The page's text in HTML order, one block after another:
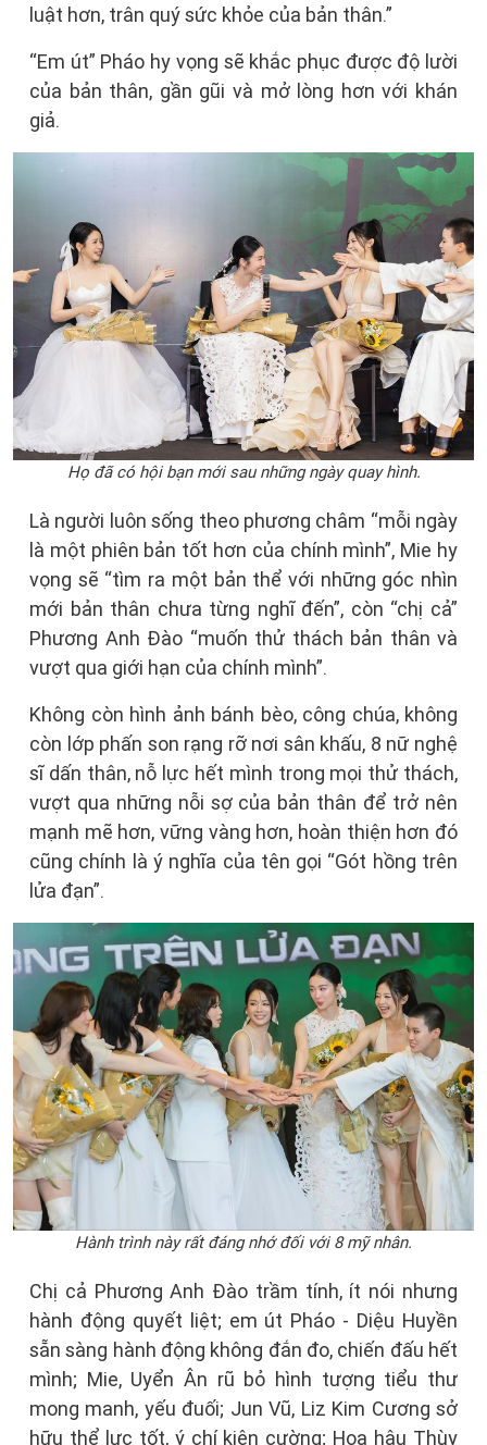
luật hơn, trân quý sức khỏe của bản thân.”
“Em út” Pháo hy vọng sẽ khắc phục được độ lười
của bản thân, gần gũi và mở lòng hơn với khán
giả.
Họ đã có hội bạn mới sau những ngày quay hình.
Là người luôn sống theo phương châm “mỗi ngày
là một phiên bản tốt hơn của chính mình”, Mie hy
vọng sẽ “tìm ra một bản thể với những góc nhìn
mới bản thân chưa từng nghĩ đến”, còn “chị cả”
Phương Anh Đào “muốn thử thách bản thân và
vượt qua giới hạn của chính mình”.
Không còn hình ảnh bánh bèo, công chúa, không
còn lớp phấn son rạng rỡ nơi sân khấu, 8 nữ nghệ
sĩ dấn thân, nỗ lực hết mình trong mọi thử thách,
vượt qua những nỗi sợ của bản thân để trở nên
mạnh mẽ hơn, vững vàng hơn, hoàn thiện hơn đó
cũng chính là ý nghĩa của tên gọi “Gót hồng trên
lửa đạn”.
Hành trình này rất đáng nhớ đối với 8 mỹ nhân.
Chị cả Phương Anh Đào trầm tính, ít nói nhưng
hành động quyết liệt; em út Pháo - Diệu Huyền
sẵn sàng hành động không đắn đo, chiến đấu hết
mình; Mie, Uyển Ân rũ bỏ hình tượng tiểu thư
mong manh, yếu đuối; Jun Vũ, Liz Kim Cương sở
hữu thể lực tốt, ý chí kiên cường; Hoa hậu Thùy